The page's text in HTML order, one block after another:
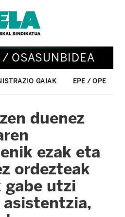
OSASUNBIDEA
GAIAK EPE / OPE
duenez
ezak eta
ordezteak
utzi